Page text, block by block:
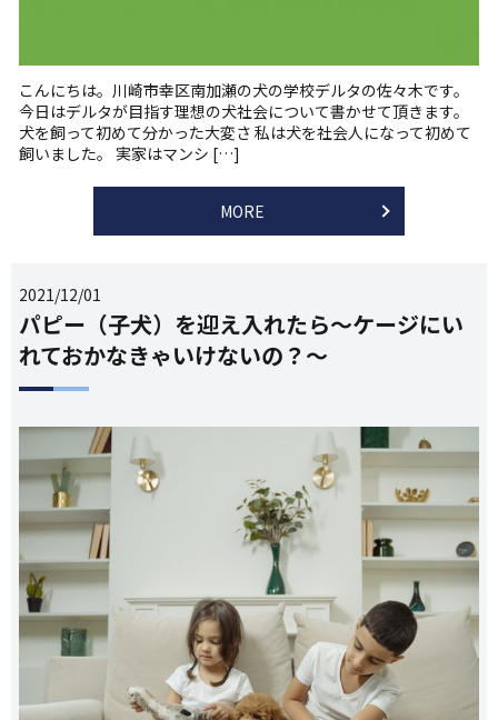
こんにちは。川崎市幸区南加瀬の犬の学校デルタの佐々木です。
今日はデルタが目指す理想の犬社会について書かせて頂きます。
犬を飼って初めて分かった大変さ 私は犬を社会人になって初めて
飼いました。 実家はマンシ […]
MORE
2021/12/01
パピー（子犬）を迎え入れたら～ケージにい
れておかなきゃいけないの？～